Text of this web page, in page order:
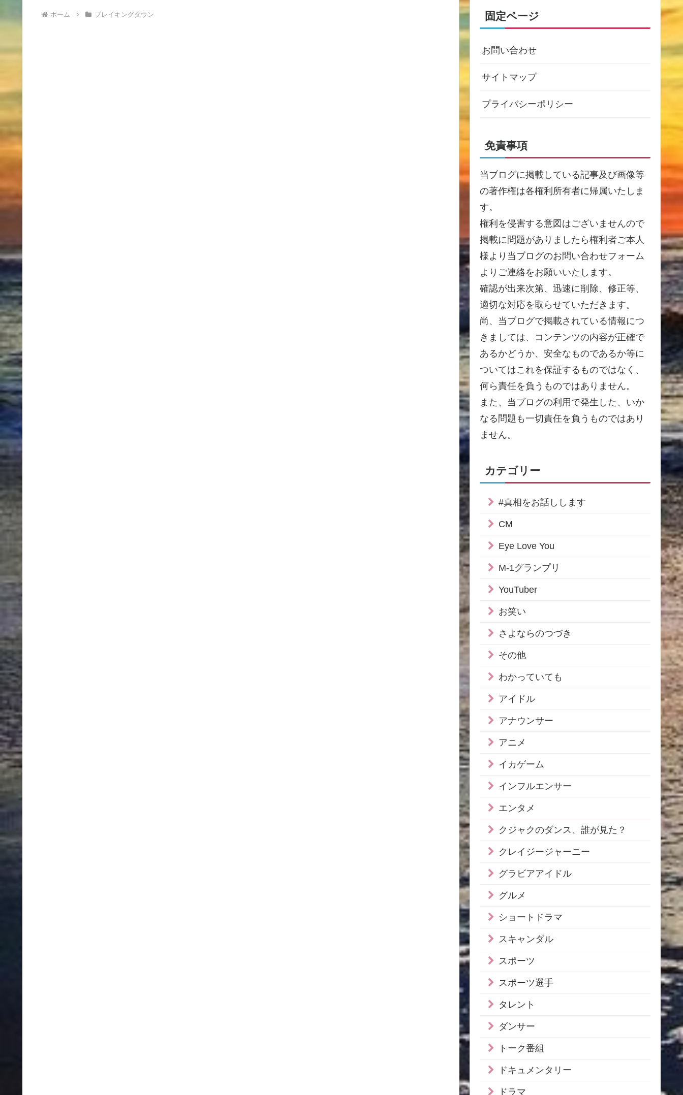
ホーム ブレイキングダウン 固定ページ
お問い合わせ
サイトマップ
プライバシーポリシー
免責事項
当ブログに掲載している記事及び画像等
の著作権は各権利所有者に帰属いたしま
す。
権利を侵害する意図はございませんので
掲載に問題がありましたら権利者ご本人
様より当ブログのお問い合わせフォーム
よりご連絡をお願いいたします。
確認が出来次第、迅速に削除、修正等、
適切な対応を取らせていただきます。
尚、当ブログで掲載されている情報につ
きましては、コンテンツの内容が正確で
あるかどうか、安全なものであるか等に
ついてはこれを保証するものではなく、
何ら責任を負うものではありません。
また、当ブログの利用で発生した、いか
なる問題も一切責任を負うものではあり
ません。
カテゴリー
#真相をお話しします
CM
Eye Love You
M-1グランプリ
YouTuber
お笑い
さよならのつづき
その他
わかっていても
アイドル
アナウンサー
アニメ
イカゲーム
インフルエンサー
エンタメ
クジャクのダンス、誰が見た？
クレイジージャーニー
グラビアアイドル
グルメ
ショートドラマ
スキャンダル
スポーツ
スポーツ選手
タレント
ダンサー
トーク番組
ドキュメンタリー
ドラマ